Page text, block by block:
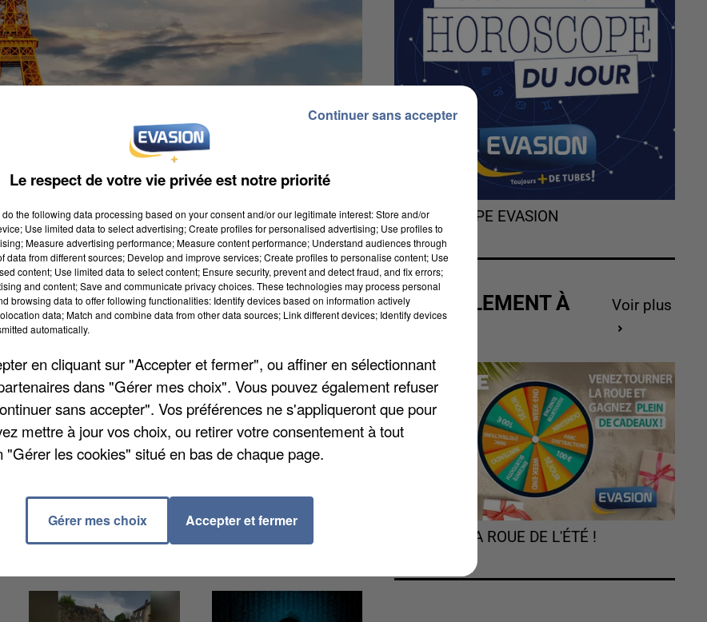
la 7e année consécutive. Elle est celle qui a attiré
autant, le nombre de projets d'implantations ou
en un an et celui des emplois qu'ils ont générés,
L'HOROSCOPE EVASION
ACTUELLEMENT À
GAGNER
Voir plus
TOURNEZ LA ROUE DE L'ÉTÉ !
Le respect de votre vie privée est notre priorité
do the following data processing based on your consent and/or our legitimate interest: Store and/or
Use limited data to select advertising; Create profiles for personalised advertising; Use profiles to
Measure advertising performance; Measure content performance; Understand audiences through
data from different sources; Develop and improve services; Create profiles to personalise content; Use
content; Use limited data to select content; Ensure security, prevent and detect fraud, and fix errors;
and content; Save and communicate privacy choices. These technologies may process personal
browsing data to offer following functionalities: Identify devices based on information actively
data; Match and combine data from other data sources; Link different devices; Identify devices
automatically.
en cliquant sur "Accepter et fermer", ou affiner en sélectionnant
dans "Gérer mes choix". Vous pouvez également refuser
sans accepter". Vos préférences ne s'appliqueront que pour
mettre à jour vos choix, ou retirer votre consentement à tout
"Gérer les cookies" situé en bas de chaque page.
Gérer mes choix Accepter et fermer
Continuer sans accepter